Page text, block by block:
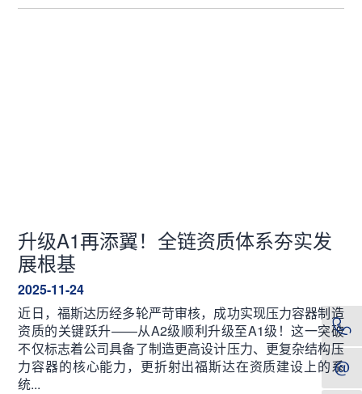
升级A1再添翼！全链资质体系夯实发
展根基
2025-11-24
近日，福斯达历经多轮严苛审核，成功实现压力容器制造
资质的关键跃升——从A2级顺利升级至A1级！这一突破
不仅标志着公司具备了制造更高设计压力、更复杂结构压
力容器的核心能力，更折射出福斯达在资质建设上的系
统...